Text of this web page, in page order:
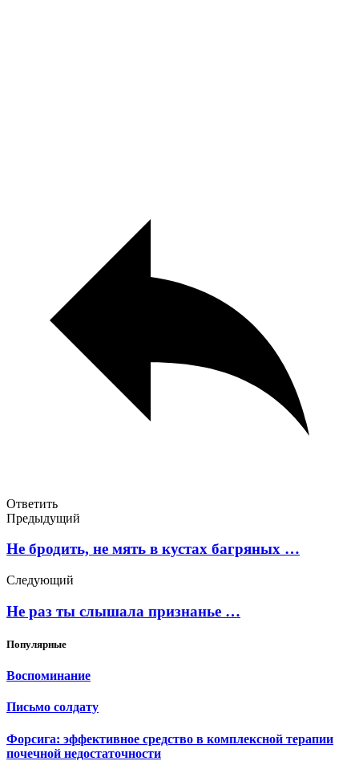
Ответить
Предыдущий
Не бродить, не мять в кустах багряных …
Следующий
Не раз ты слышала признанье …
Популярные
Воспоминание
Письмо солдату
Форсига: эффективное средство в комплексной терапии
почечной недостаточности